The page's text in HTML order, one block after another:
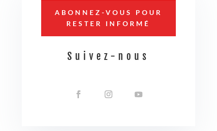
ABONNEZ-VOUS POUR
RESTER INFORMÉ
Suivez-nous